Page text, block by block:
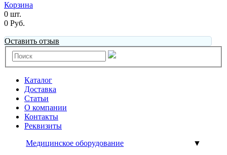
Корзина
0 шт.
0 Руб.
Оставить отзыв
Каталог
Доставка
Статьи
О компании
Контакты
Реквизиты
Медицинское оборудование
▼